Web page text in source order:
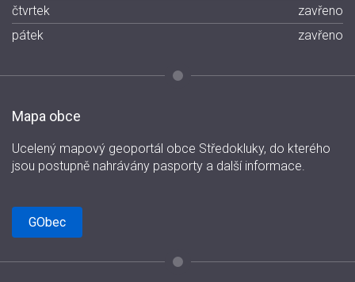
čtvrtek
zavřeno
pátek
zavřeno
Mapa obce
Ucelený mapový geoportál obce Středokluky, do kterého
jsou postupně nahrávány pasporty a další informace.
GObec